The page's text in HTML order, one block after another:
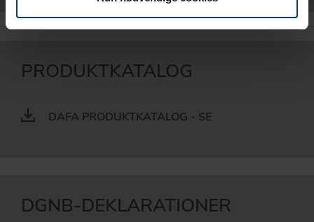
PRODUKTKATALOG
DAFA PRODUKTKATALOG - SE
DGNB-DEKLARATIONER